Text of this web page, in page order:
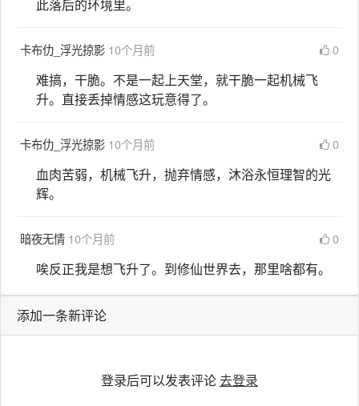
此落后的环境里。
卡布仂_浮光掠影 10个月前 0
难搞，干脆。不是一起上天堂，就干脆一起机械飞
升。直接丢掉情感这玩意得了。
卡布仂_浮光掠影 10个月前 0
血肉苦弱，机械飞升，抛弃情感，沐浴永恒理智的光
辉。
暗夜无情 10个月前 0
唉反正我是想飞升了。到修仙世界去，那里啥都有。
添加一条新评论
登录后可以发表评论去登录